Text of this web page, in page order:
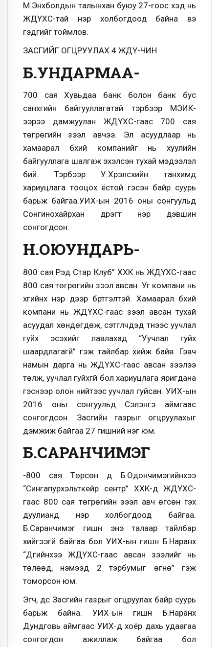
М.Энхболдын талынхан буюу 27-гоос хэд нь
ЖДҮХС-тай нэр холбогдоод байна вэ
гэдгийг тоймлов.
ЗАСГИЙГ ОГЦРУУЛАХ 4 ЖДҮ-ЧИН
Б.УНДАРМАА-
700 сая Хувьдаа банк болон банк бус
санхүүгийн байгууллагатай тэрбээр МЭИК-
ээрээ дамжуулан ЖДҮХС-гаас 700 сая
төгрөгийн зээл авчээ. Эл асуудлаар нь
хамаарал бүхий компанийг нь хуулийн
байгууллага шалгаж эхэлсэн тухай мэдээлэл
бий. Тэрбээр У.Хүрэлсүхийн танхимд
хариуцлага тооцох ёстой гэсэн байр суурь
барьж байгаа.УИХ-ын 2016 оны сонгуульд
Сонгинохайрхан дүүрэгт нэр дэвшин
сонгогдсон.
Н.ОЮУНДАРЬ-
800 сая Рэд Стар Клуб” ХХК нь ЖДҮХС-гаас
800 сая төгрөгийн зээл авсан. Уг компани нь
хүүгийнх нэр дээр бүртгэлтэй. Хамаарал бүхий
компани нь ЖДҮХС-гаас зээл авсан тухай
асуудал хөндөгдөж, сэтгүүлчдэд түүнээс уучлал
гуйх эсэхийг лавлахад “Уучлал гуйх
шаардлагагүй” гэж тайлбар хийж байв. Гэвч
намын дарга нь ЖДҮХС-гаас авсан зээлээ
төлж, уучлал гуйхгүй бол хариуцлага яригдана
гэснээр олон нийтээс уучлал гуйсан. УИХ-ын
2016 оны сонгуульд Сэлэнгэ аймгаас
сонгогдсон. Засгийн газрыг огцруулахыг
дэмжиж байгаа 27 гишүүний нэг юм.
Б.САРАНЧИМЭГ
-800 сая Төрсөн дүү Б.Одончимэгийнхээ
“Сингапурхэльткейр сентр” ХХК-д ЖДҮХС-
гаас 800 сая төгрөгийн зээл авч өгсөн гэх
дуулианд нэр холбогдоод байгаа.
Б.Саранчимэг гишүүн энэ талаар тайлбар
хийгээгүй байгаа бол УИХ-ын гишүүн Б.Наранхүү
“Дүүгийнхээ ЖДҮХС-гаас авсан зээлийг нь
төлөөд, нэмээд 2 тэрбумыг өгнө” гэж
томорсон юм.
Эгч, дүүс Засгийн газрыг огцруулах байр суурь
барьж байна. УИХ-ын гишүүн Б.Наранхүү
Дундговь аймгаас УИХ-д хоёр дахь удаагаа
сонгогдон ажиллаж байгаа бол